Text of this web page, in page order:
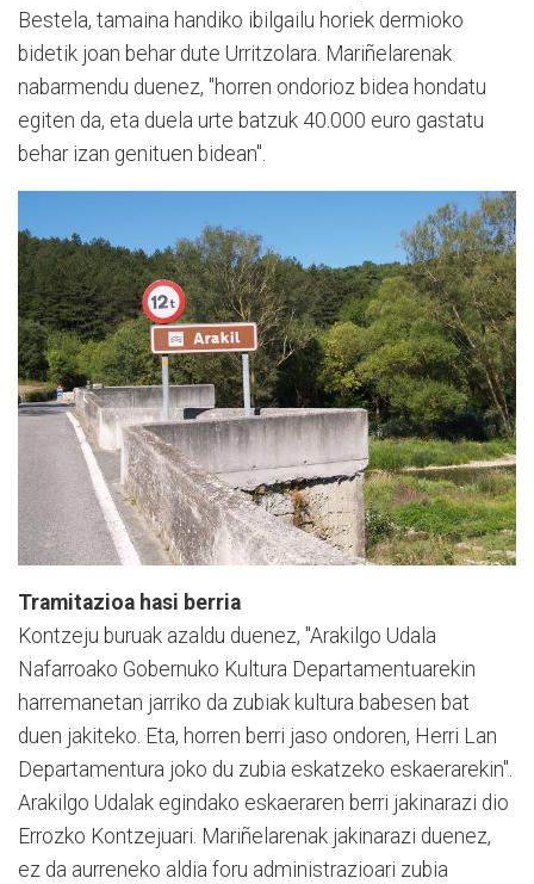
Bestela, tamaina handiko ibilgailu horiek dermioko
bidetik joan behar dute Urritzolara. Mariñelarenak
nabarmendu duenez, "horren ondorioz bidea hondatu
egiten da, eta duela urte batzuk 40.000 euro gastatu
behar izan genituen bidean".
Tramitazioa hasi berria
Kontzeju buruak azaldu duenez, "Arakilgo Udala
Nafarroako Gobernuko Kultura Departamentuarekin
harremanetan jarriko da zubiak kultura babesen bat
duen jakiteko. Eta, horren berri jaso ondoren, Herri Lan
Departamentura joko du zubia eskatzeko eskaerarekin".
Arakilgo Udalak egindako eskaeraren berri jakinarazi dio
Errozko Kontzejuari. Mariñelarenak jakinarazi duenez,
ez da aurreneko aldia foru administrazioari zubia